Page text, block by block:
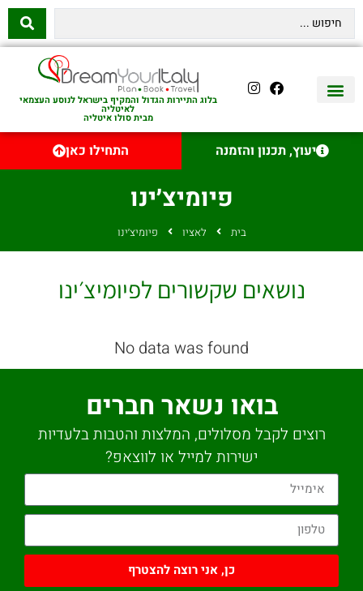
בלוג התיירות הגדול והמקיף בישראל לנוסע העצמאי
לאיטליה
מבית סולו איטליה
יעוץ, תכנון והזמנה התחילו כאן
פיומיצ׳ינו
בית לאציו פיומיצ׳ינו
נושאים שקשורים לפיומיצ׳ינו
No data was found
בואו נשאר חברים
רוצים לקבל מסלולים, המלצות והטבות בלעדיות
ישירות למייל או לווצאפ?
כן, אני רוצה להצטרף